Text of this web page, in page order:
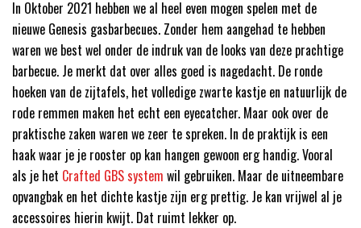
In Oktober 2021 hebben we al heel even mogen spelen met de
nieuwe Genesis gasbarbecues. Zonder hem aangehad te hebben
waren we best wel onder de indruk van de looks van deze prachtige
barbecue. Je merkt dat over alles goed is nagedacht. De ronde
hoeken van de zijtafels, het volledige zwarte kastje en natuurlijk de
rode remmen maken het echt een eyecatcher. Maar ook over de
praktische zaken waren we zeer te spreken. In de praktijk is een
haak waar je je rooster op kan hangen gewoon erg handig. Vooral
als je het Crafted GBS system wil gebruiken. Maar de uitneembare
opvangbak en het dichte kastje zijn erg prettig. Je kan vrijwel al je
accessoires hierin kwijt. Dat ruimt lekker op.